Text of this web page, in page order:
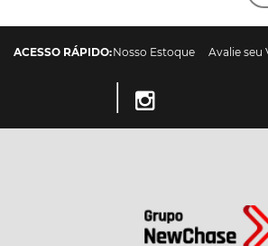
ACESSO RÁPIDO:Nosso Estoque Avalie seu